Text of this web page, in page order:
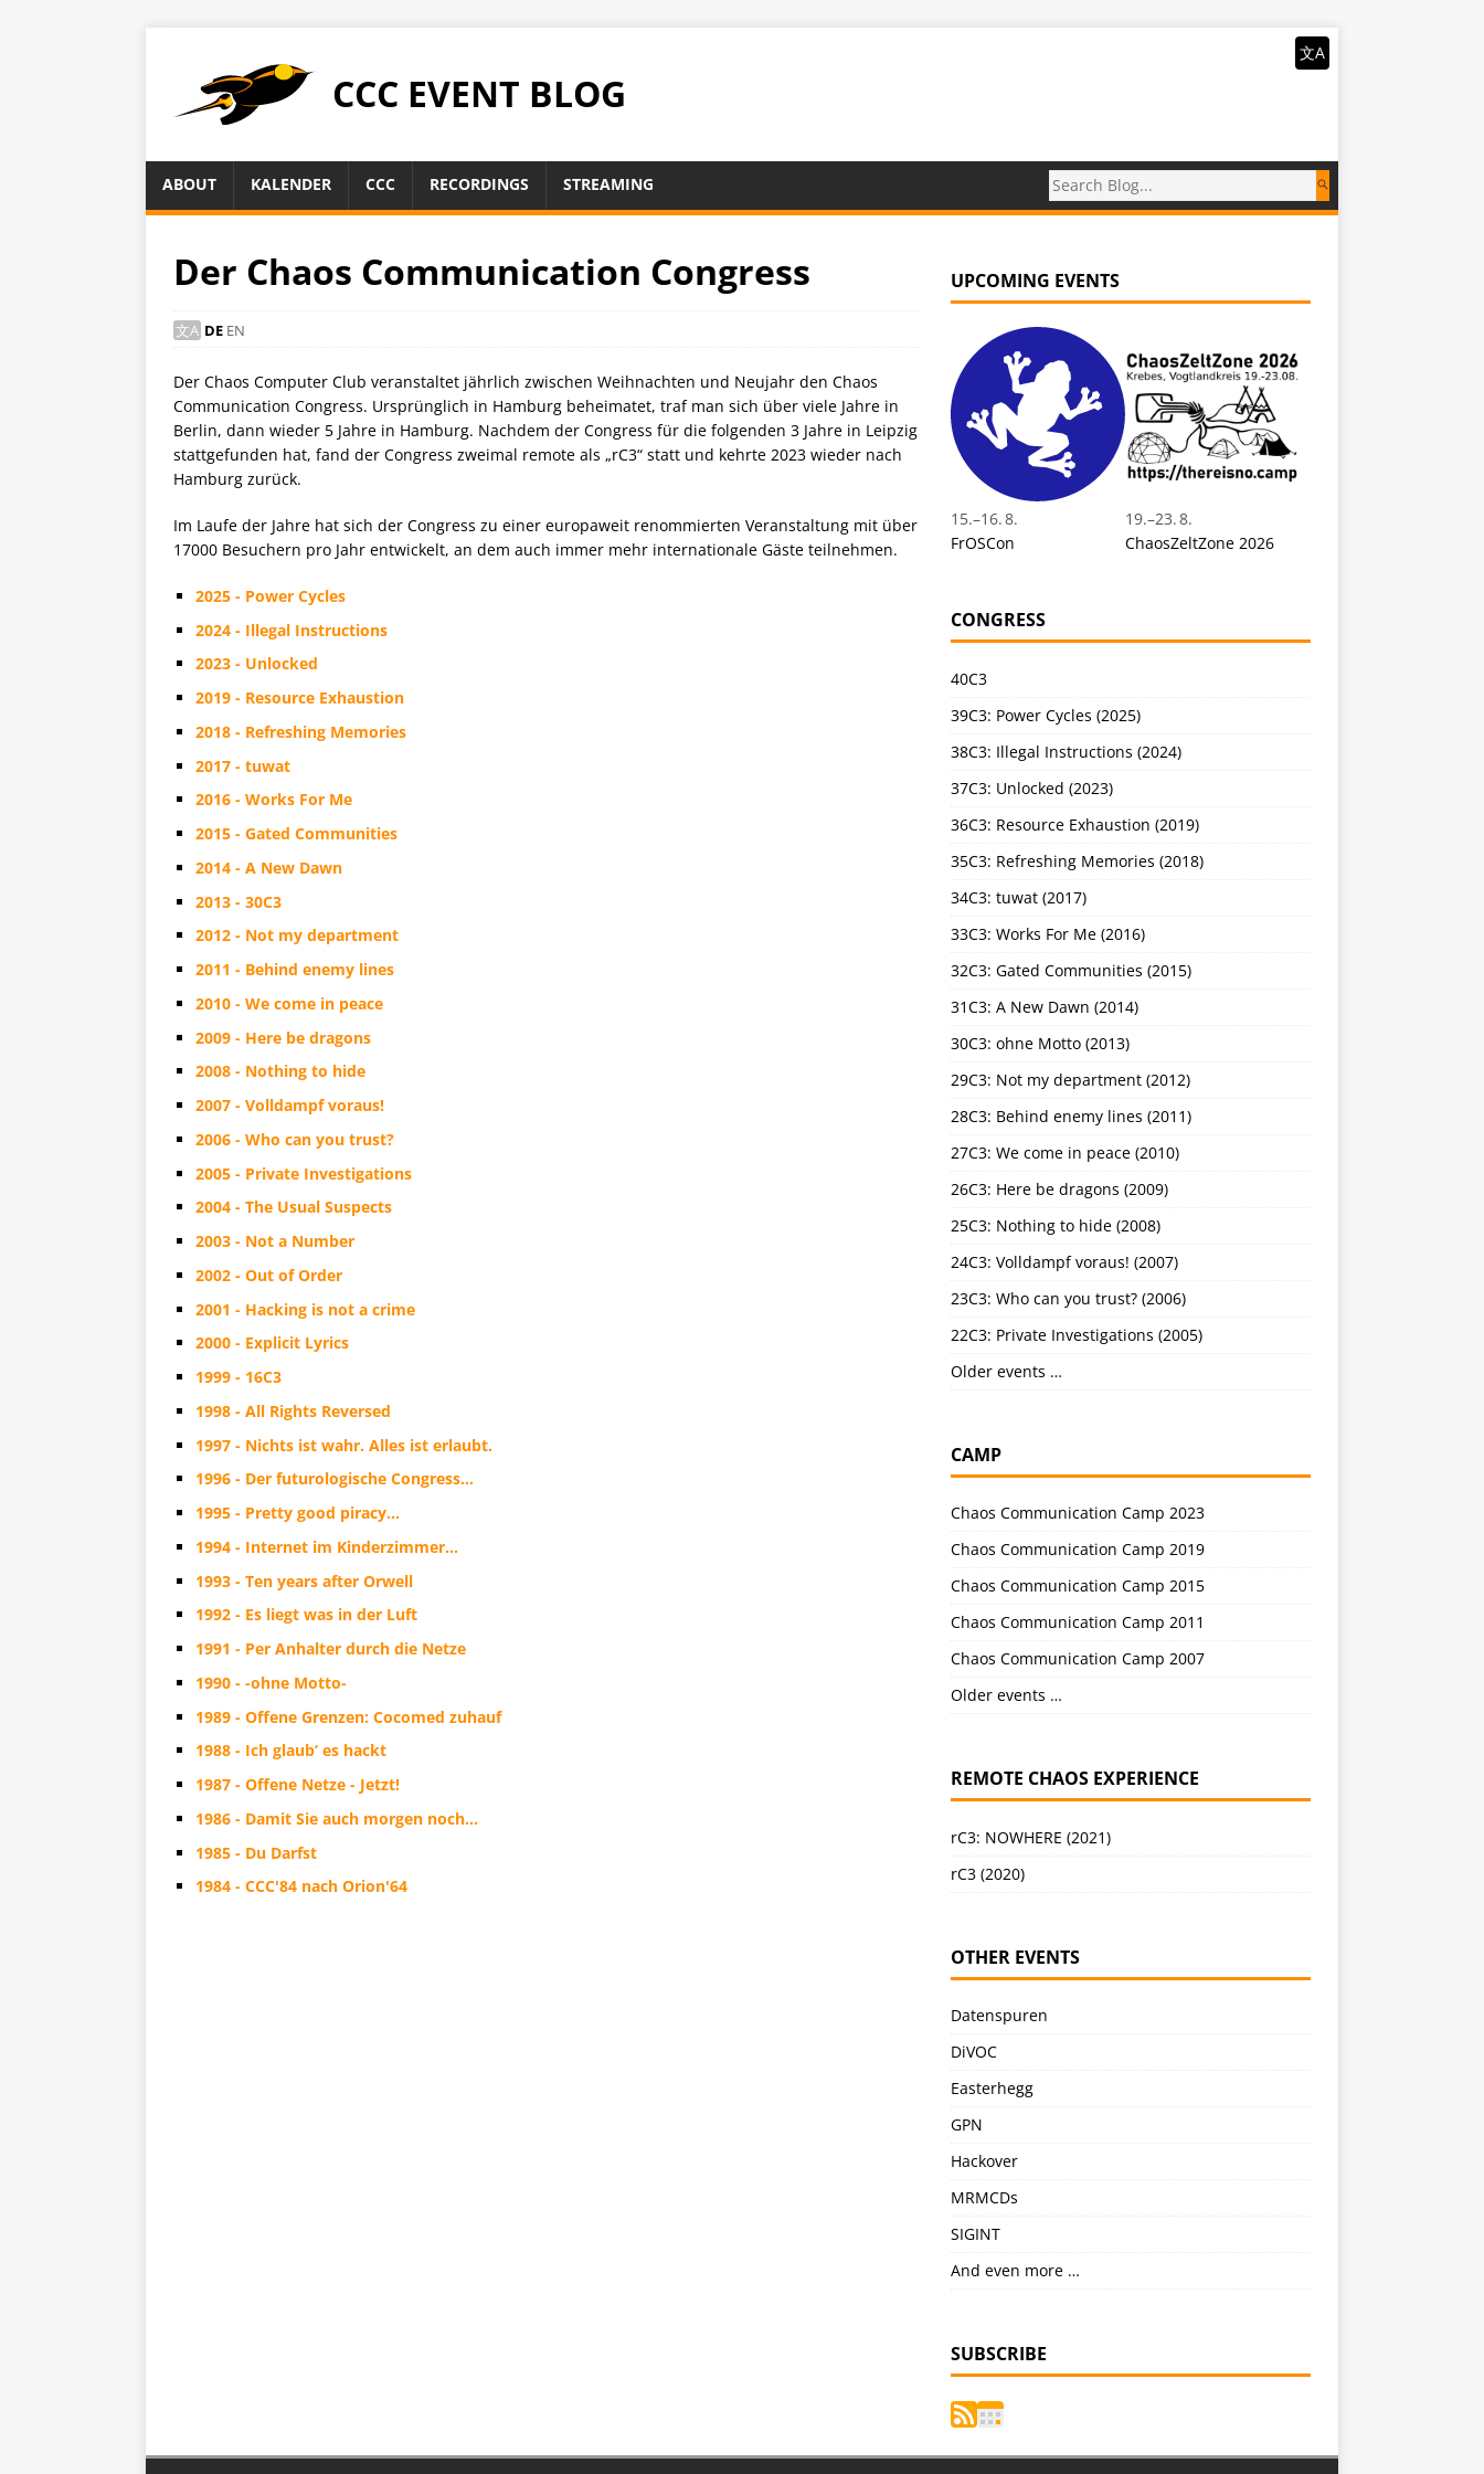
CCC EVENT BLOG
文A
ABOUT KALENDER CCC RECORDINGS STREAMING
Der Chaos Communication Congress
DE EN
Der Chaos Computer Club veranstaltet jährlich zwischen Weihnachten und Neujahr den Chaos
Communication Congress. Ursprünglich in Hamburg beheimatet, traf man sich über viele Jahre in
Berlin, dann wieder 5 Jahre in Hamburg. Nachdem der Congress für die folgenden 3 Jahre in Leipzig
stattgefunden hat, fand der Congress zweimal remote als „rC3“ statt und kehrte 2023 wieder nach
Hamburg zurück.
Im Laufe der Jahre hat sich der Congress zu einer europaweit renommierten Veranstaltung mit über
17000 Besuchern pro Jahr entwickelt, an dem auch immer mehr internationale Gäste teilnehmen.
2025 - Power Cycles
2024 - Illegal Instructions
2023 - Unlocked
2019 - Resource Exhaustion
2018 - Refreshing Memories
2017 - tuwat
2016 - Works For Me
2015 - Gated Communities
2014 - A New Dawn
2013 - 30C3
2012 - Not my department
2011 - Behind enemy lines
2010 - We come in peace
2009 - Here be dragons
2008 - Nothing to hide
2007 - Volldampf voraus!
2006 - Who can you trust?
2005 - Private Investigations
2004 - The Usual Suspects
2003 - Not a Number
2002 - Out of Order
2001 - Hacking is not a crime
2000 - Explicit Lyrics
1999 - 16C3
1998 - All Rights Reversed
1997 - Nichts ist wahr. Alles ist erlaubt.
1996 - Der futurologische Congress…
1995 - Pretty good piracy…
1994 - Internet im Kinderzimmer…
1993 - Ten years after Orwell
1992 - Es liegt was in der Luft
1991 - Per Anhalter durch die Netze
1990 - -ohne Motto-
1989 - Offene Grenzen: Cocomed zuhauf
1988 - Ich glaub’ es hackt
1987 - Offene Netze - Jetzt!
1986 - Damit Sie auch morgen noch…
1985 - Du Darfst
1984 - CCC'84 nach Orion'64
UPCOMING EVENTS
15.–16. 8.
FrOSCon
19.–23. 8.
ChaosZeltZone 2026
CONGRESS
40C3
39C3: Power Cycles (2025)
38C3: Illegal Instructions (2024)
37C3: Unlocked (2023)
36C3: Resource Exhaustion (2019)
35C3: Refreshing Memories (2018)
34C3: tuwat (2017)
33C3: Works For Me (2016)
32C3: Gated Communities (2015)
31C3: A New Dawn (2014)
30C3: ohne Motto (2013)
29C3: Not my department (2012)
28C3: Behind enemy lines (2011)
27C3: We come in peace (2010)
26C3: Here be dragons (2009)
25C3: Nothing to hide (2008)
24C3: Volldampf voraus! (2007)
23C3: Who can you trust? (2006)
22C3: Private Investigations (2005)
Older events …
CAMP
Chaos Communication Camp 2023
Chaos Communication Camp 2019
Chaos Communication Camp 2015
Chaos Communication Camp 2011
Chaos Communication Camp 2007
Older events …
REMOTE CHAOS EXPERIENCE
rC3: NOWHERE (2021)
rC3 (2020)
OTHER EVENTS
Datenspuren
DiVOC
Easterhegg
GPN
Hackover
MRMCDs
SIGINT
And even more …
SUBSCRIBE